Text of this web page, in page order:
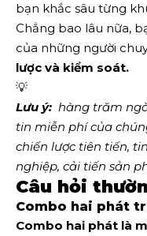
bạn khắc sâu từng
Chẳng bao lâu nữa,
của những người
lược và kiểm soát.
💡
Lưu ý:
hàng trăm
tin miễn phí của
chiến lược tiên tiến,
nghiệp, cải tiến sản
Câu hỏi
Combo hai phát
Combo hai phát là